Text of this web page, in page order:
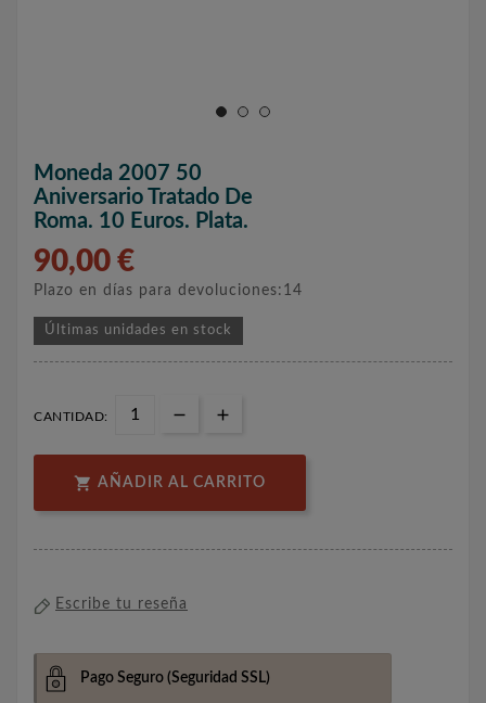
Moneda 2007 50
Aniversario Tratado De
Roma. 10 Euros. Plata.
90,00 €
Plazo en días para devoluciones:14
Últimas unidades en stock
CANTIDAD:
 AÑADIR AL CARRITO
Escribe tu reseña
Pago Seguro (Seguridad SSL)